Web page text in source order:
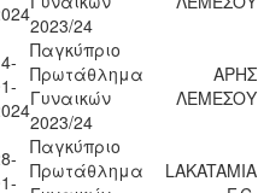
2023/24
Παγκύπριο
Πρωτάθλημα
Γυναικών
2023/24
ΑΡΗΣ
ΛΕΜΕΣΟΥ
Παγκύπριο
Πρωτάθλημα
LAKATAMIA